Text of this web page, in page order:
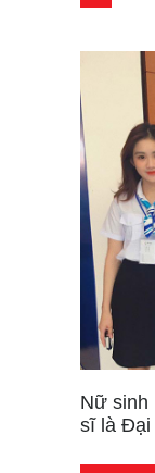
Nữ sinh
sĩ là Đại